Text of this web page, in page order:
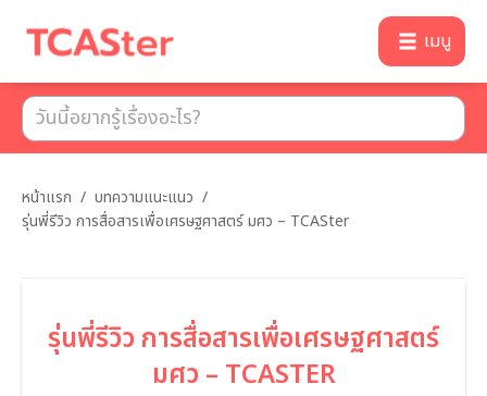
เมนู
หน้าแรก / บทความแนะแนว /
รุ่นพี่รีวิว การสื่อสารเพื่อเศรษฐศาสตร์ มศว – TCASter
รุ่นพี่รีวิว การสื่อสารเพื่อเศรษฐศาสตร์
มศว – TCASTER